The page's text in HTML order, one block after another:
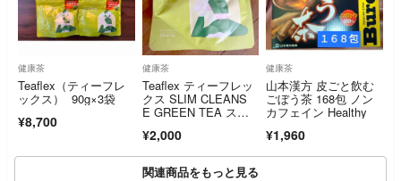
健康茶
Teaflex（ティーフレ
ックス） 90g×3袋
¥8,700
健康茶
Teaflex ティーフレッ
クス SLIM CLEANS
E GREEN TEA スリ
ィー 45ｇ(15回分)
¥2,000
健康茶
山本漢方 皮ごと飲む
ごぼう茶 168包 ノン
カフェイン Healthy
¥1,960
関連商品をもっと見る